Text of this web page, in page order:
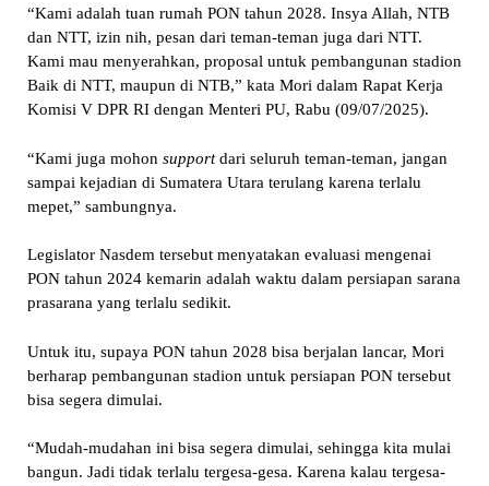
“Kami adalah tuan rumah PON tahun 2028. Insya Allah, NTB
dan NTT, izin nih, pesan dari teman-teman juga dari NTT.
Kami mau menyerahkan, proposal untuk pembangunan stadion
Baik di NTT, maupun di NTB,” kata Mori dalam Rapat Kerja
Komisi V DPR RI dengan Menteri PU, Rabu (09/07/2025).
“Kami juga mohon supportdari seluruh teman-teman, jangan
sampai kejadian di Sumatera Utara terulang karena terlalu
mepet,” sambungnya.
Legislator Nasdem tersebut menyatakan evaluasi mengenai
PON tahun 2024 kemarin adalah waktu dalam persiapan sarana
prasarana yang terlalu sedikit.
Untuk itu, supaya PON tahun 2028 bisa berjalan lancar, Mori
berharap pembangunan stadion untuk persiapan PON tersebut
bisa segera dimulai.
“Mudah-mudahan ini bisa segera dimulai, sehingga kita mulai
bangun. Jadi tidak terlalu tergesa-gesa. Karena kalau tergesa-